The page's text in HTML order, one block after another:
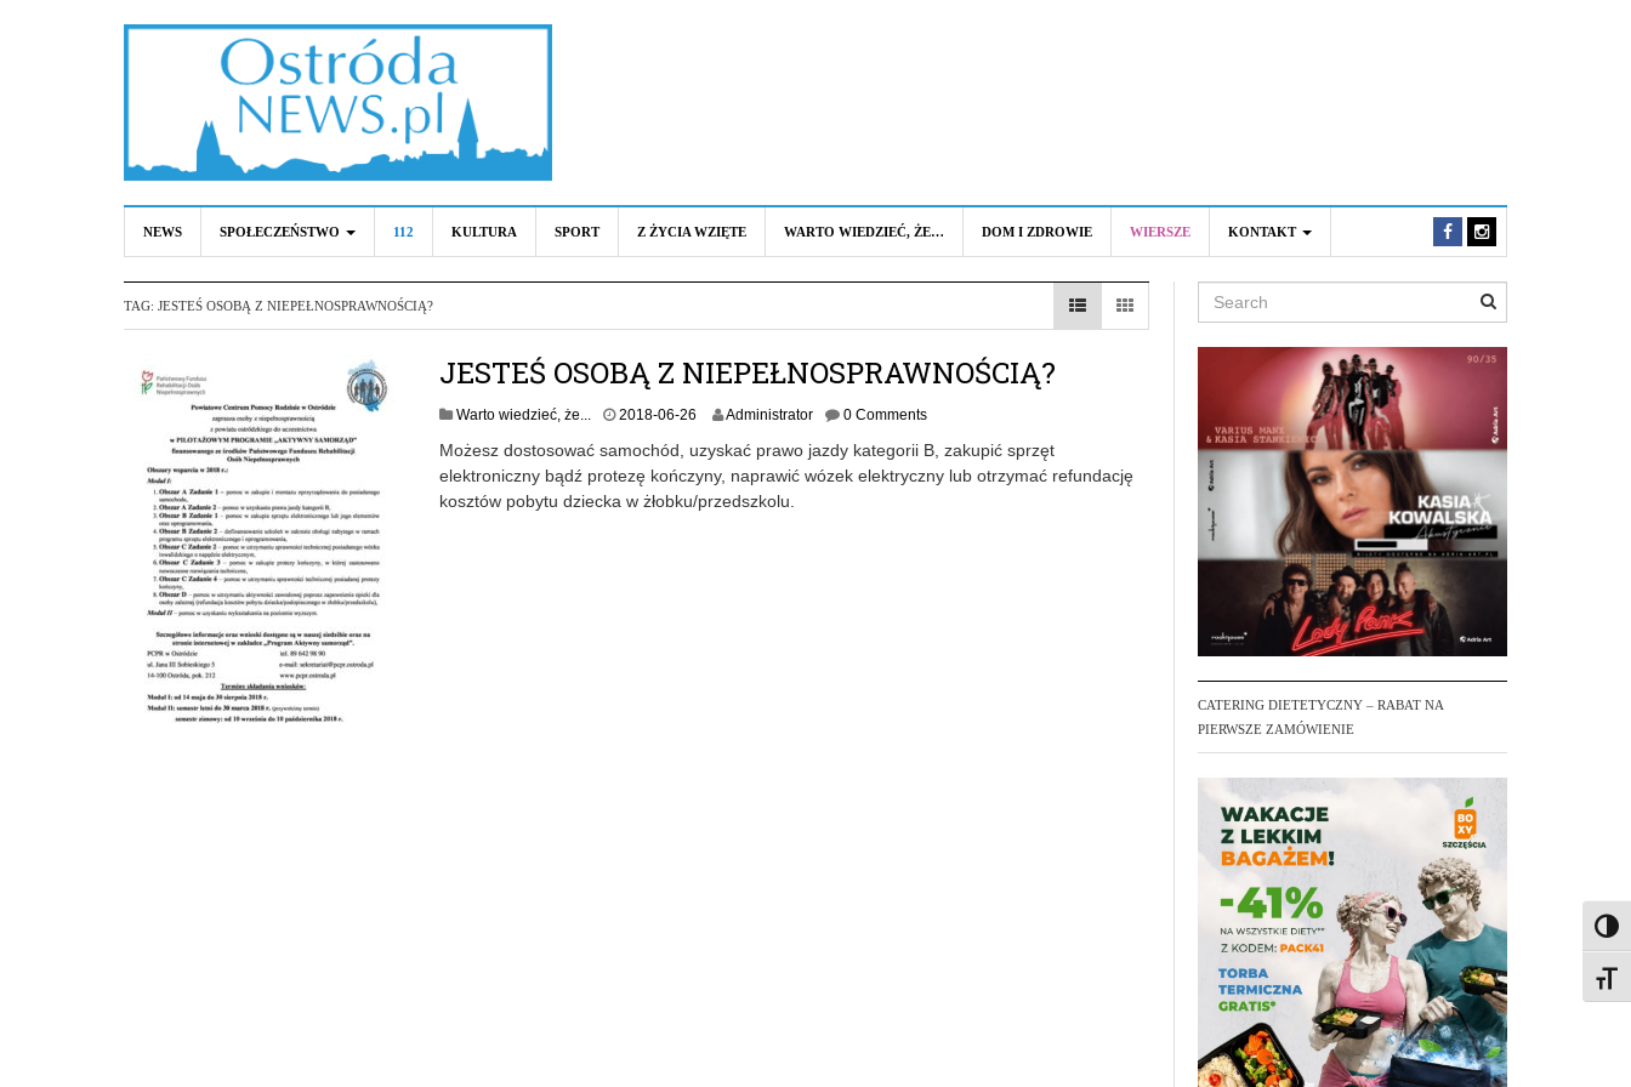
NEWS SPOŁECZEŃSTWO 112 KULTURA SPORT Z ŻYCIA WZIĘTE WARTO WIEDZIEĆ, ŻE… DOM I ZDROWIE WIERSZE KONTAKT
TAG: JESTEŚ OSOBĄ Z NIEPEŁNOSPRAWNOŚCIĄ?
JESTEŚ OSOBĄ Z NIEPEŁNOSPRAWNOŚCIĄ?
Warto wiedzieć, że... 2018-06-26 Administrator 0 Comments
Możesz dostosować samochód, uzyskać prawo jazdy kategorii B, zakupić sprzęt
elektroniczny bądź protezę kończyny, naprawić wózek elektryczny lub otrzymać refundację
kosztów pobytu dziecka w żłobku/przedszkolu.
Search
CATERING DIETETYCZNY – RABAT NA
PIERWSZE ZAMÓWIENIE